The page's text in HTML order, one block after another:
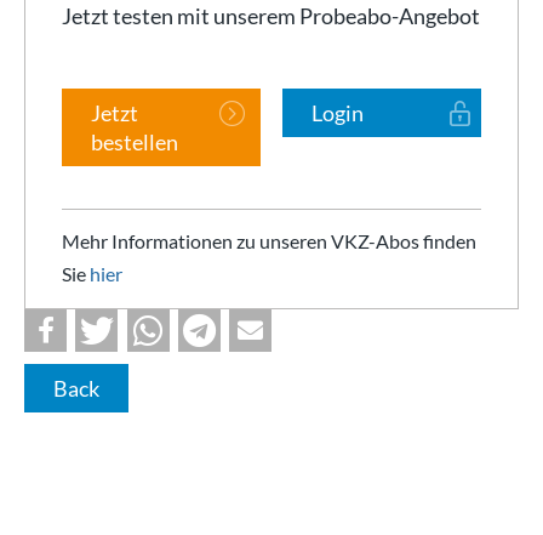
Jetzt testen mit unserem Probeabo-Angebot
Jetzt
bestellen
Login
Mehr Informationen zu unseren VKZ-Abos finden
Sie hier
Back